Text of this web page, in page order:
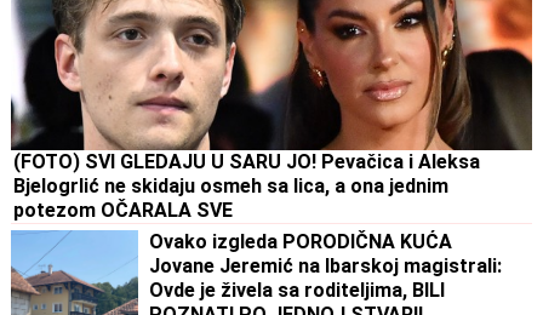
(FOTO) SVI GLEDAJU U SARU JO! Pevačica i Aleksa
Bjelogrlić ne skidaju osmeh sa lica, a ona jednim
potezom OČARALA SVE
Ovako izgleda PORODIČNA KUĆA
Jovane Jeremić na Ibarskoj magistrali:
Ovde je živela sa roditeljima, BILI